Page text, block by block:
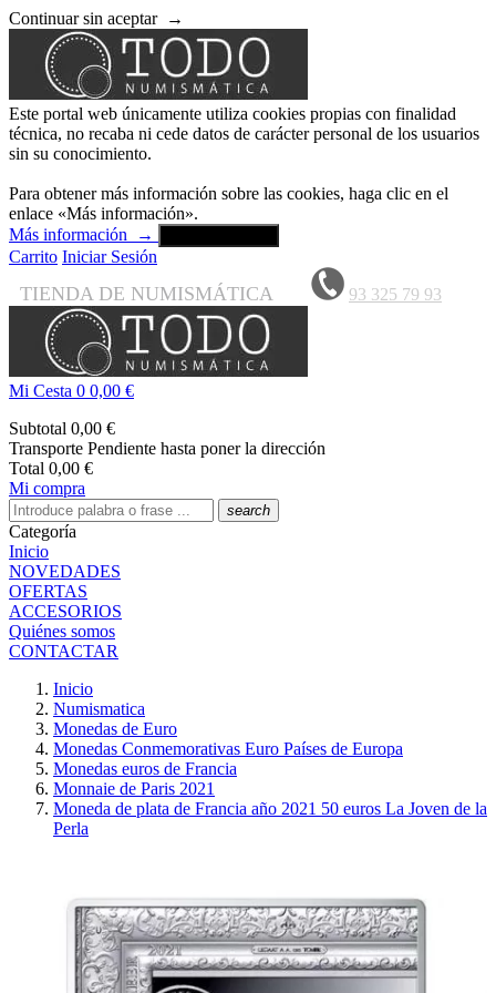
Continuar sin aceptar →
Este portal web únicamente utiliza cookies propias con finalidad
técnica, no recaba ni cede datos de carácter personal de los usuarios
sin su conocimiento.
Para obtener más información sobre las cookies, haga clic en el
enlace «Más información».
Más información
→
Carrito Iniciar Sesión
TIENDA DE NUMISMÁTICA 93 325 79 93
Mi Cesta 0 0,00 €
Subtotal 0,00 €
Transporte Pendiente hasta poner la dirección
Total 0,00 €
Mi compra
search
Categoría
Inicio
NOVEDADES
OFERTAS
ACCESORIOS
Quiénes somos
CONTACTAR
Inicio
Numismatica
Monedas de Euro
Monedas Conmemorativas Euro Países de Europa
Monedas euros de Francia
Monnaie de Paris 2021
Moneda de plata de Francia año 2021 50 euros La Joven de la
Perla